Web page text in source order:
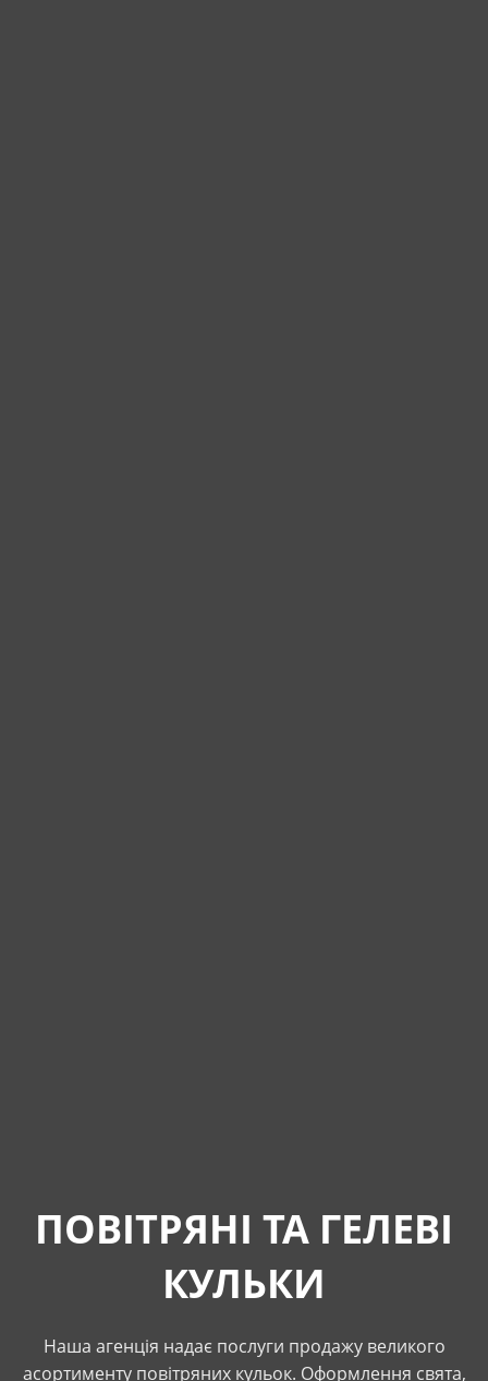
ПОВІТРЯНІ ТА ГЕЛЕВІ
КУЛЬКИ
Наша агенція надає послуги продажу великого
асортименту повітряних кульок. Оформлення свята,